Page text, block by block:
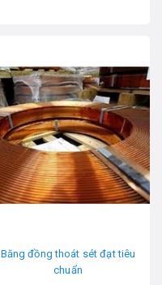
Băng đồng thoát sét đạt tiêu
chuẩn